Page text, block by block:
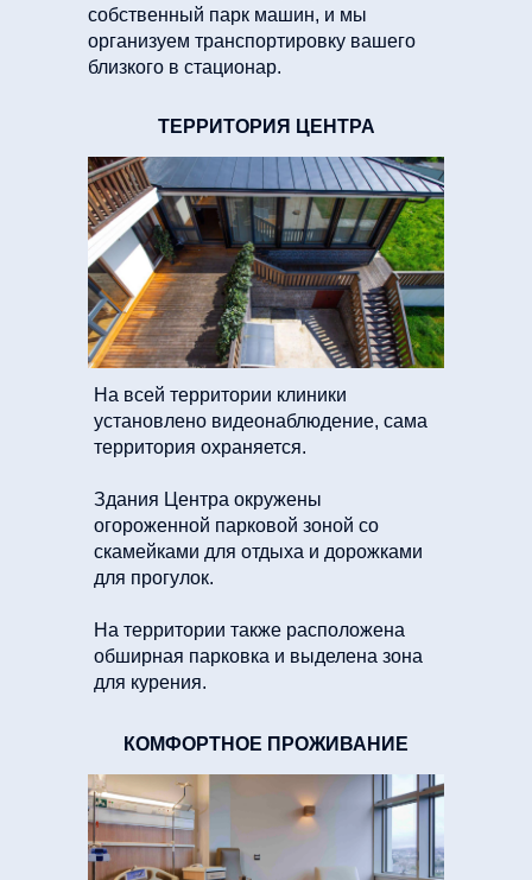
собственный парк машин, и мы
организуем транспортировку вашего
близкого в стационар.
ТЕРРИТОРИЯ ЦЕНТРА
На всей территории клиники
установлено видеонаблюдение, сама
территория охраняется.
Здания Центра окружены
огороженной парковой зоной со
скамейками для отдыха и дорожками
для прогулок.
На территории также расположена
обширная парковка и выделена зона
для курения.
КОМФОРТНОЕ ПРОЖИВАНИЕ